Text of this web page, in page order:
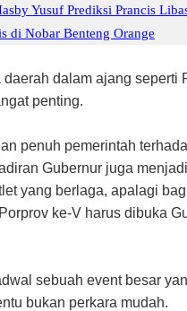
Yusuf Prediksi Prancis
di Nobar Benteng Orange
dalam ajang seperti
penting.
penuh pemerintah
Gubernur juga
yang berlaga, apalagi
ke-V harus dibuka
sebuah event besar
bukan perkara mudah.